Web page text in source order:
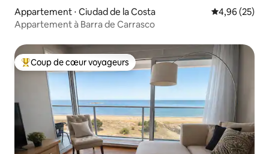
Appartement ⋅ Ciudad de la Costa Évaluation
4,96 (25)
Appartement à Barra de Carrasco
Coups de cœur voyageurs les plus appréciés
Coup de cœur voyageurs